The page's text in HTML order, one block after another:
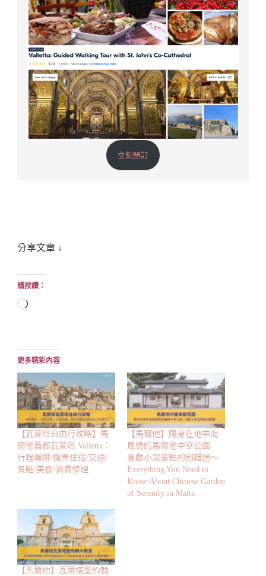
立刻預訂
分享文章 ↓
請按讚：
正
入...
更多精彩內容
【瓦萊塔自由行攻略】馬
爾他首都瓦萊塔 Valletta：
行程編排/機票住宿/交通/
景點/美食/消費整理
【馬爾他】隱身在地中海
風情的馬爾他中華公園 ·
喜歡小眾景點的別錯過～
Everything You Need to
Know About Chinese Garden
of Serenity in Malta
【馬爾他】瓦萊塔聖約翰